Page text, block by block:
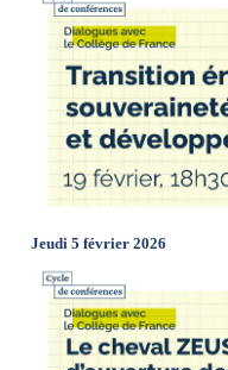
Jeudi 5 février 2026